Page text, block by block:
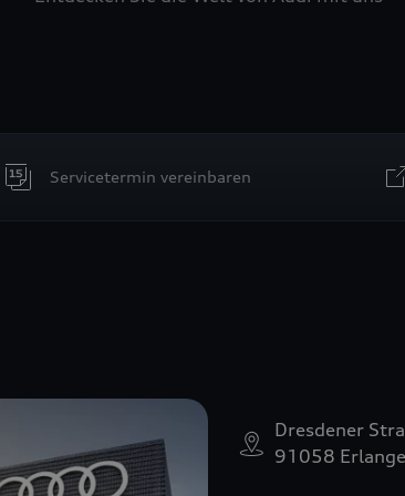
Servicetermin vereinbaren
Dresdener
91058